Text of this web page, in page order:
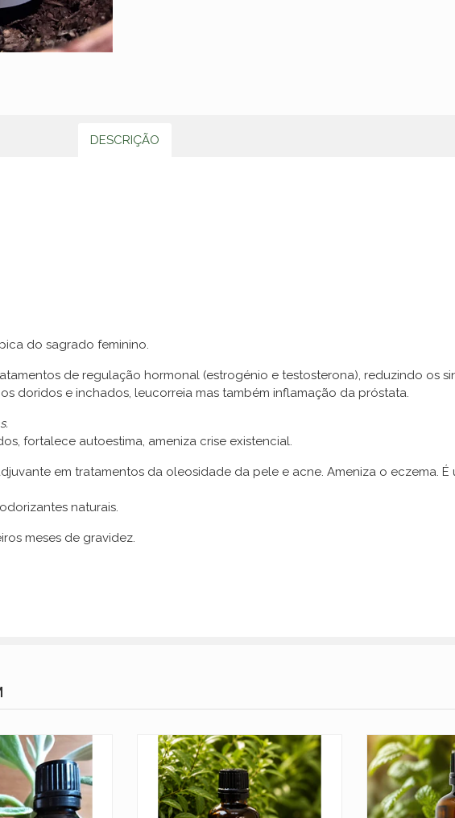
DESCRIÇÃO
do sagrado feminino.
de regulação hormonal (estrogénio e testosterona), reduzindo os
doridos e inchados, leucorreia mas também inflamação da próstata.
fortalece autoestima, ameniza crise existencial.
em tratamentos da oleosidade da pele e acne. Ameniza o eczema. É
naturais.
meses de gravidez.